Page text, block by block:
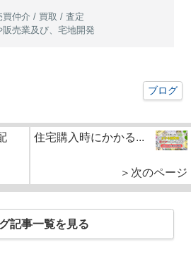
買仲介 / 買取 / 査定
販売業及び、宅地開発
ブログ
住宅購入時にかかる...
＞次のページ
記事一覧を見る